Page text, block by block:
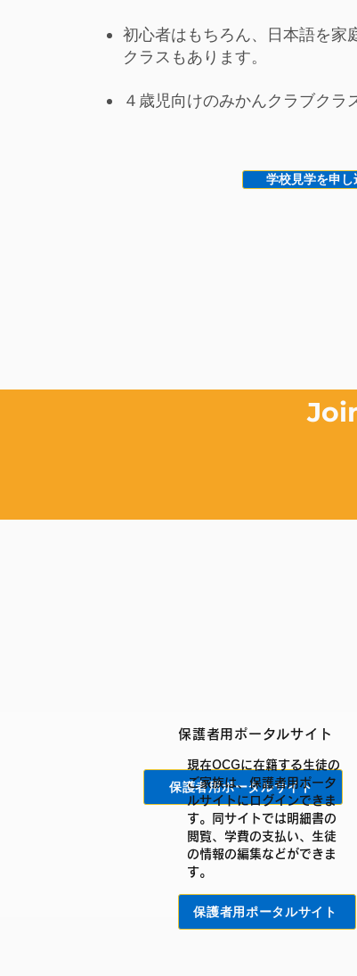
初心者はもちろん、日本語を家
クラスもあります。
４歳児向けのみかんクラブクラ
学校見学を申し
保護者用ポータルサイト
保護者用ポータルサイト
現在OCGに在籍する生徒の
ご家族は、保護者用ポータ
ルサイトにログインできま
す。同サイトでは明細書の
閲覧、学費の支払い、生徒
の情報の編集などができま
す。
保護者用ポータルサイト